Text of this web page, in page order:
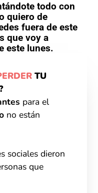
todo con
quiero de
fuera de este
que voy a
este lunes.
TU
para el
no están
sociales dieron
que